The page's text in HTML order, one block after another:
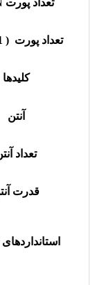
تعداد پورت LAN
تعداد پورت ( RJ-11 )
کلیدها
آنتن
تعداد
قدرت
استانداردهای IEEE